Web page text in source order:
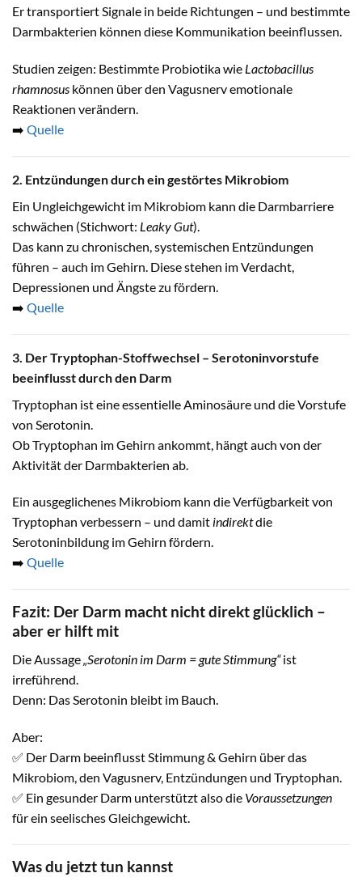
Er transportiert Signale in beide Richtungen – und bestimmte
Darmbakterien können diese Kommunikation beeinflussen.
Studien zeigen: Bestimmte Probiotika wie Lactobacillus
rhamnosus können über den Vagusnerv emotionale
Reaktionen verändern.
➡️ Quelle
2. Entzündungen durch ein gestörtes Mikrobiom
Ein Ungleichgewicht im Mikrobiom kann die Darmbarriere
schwächen (Stichwort: Leaky Gut).
Das kann zu chronischen, systemischen Entzündungen
führen – auch im Gehirn. Diese stehen im Verdacht,
Depressionen und Ängste zu fördern.
➡️ Quelle
3. Der Tryptophan-Stoffwechsel – Serotoninvorstufe
beeinflusst durch den Darm
Tryptophan ist eine essentielle Aminosäure und die Vorstufe
von Serotonin.
Ob Tryptophan im Gehirn ankommt, hängt auch von der
Aktivität der Darmbakterien ab.
Ein ausgeglichenes Mikrobiom kann die Verfügbarkeit von
Tryptophan verbessern – und damit indirektdie
Serotoninbildung im Gehirn fördern.
➡️ Quelle
Fazit: Der Darm macht nicht direkt glücklich –
aber er hilft mit
Die Aussage „Serotonin im Darm = gute Stimmung“ist
irreführend.
Denn: Das Serotonin bleibt im Bauch.
Aber:
✅ Der Darm beeinflusst Stimmung & Gehirn über das
Mikrobiom, den Vagusnerv, Entzündungen und Tryptophan.
✅ Ein gesunder Darm unterstützt also die Voraussetzungen
für ein seelisches Gleichgewicht.
Was du jetzt tun kannst